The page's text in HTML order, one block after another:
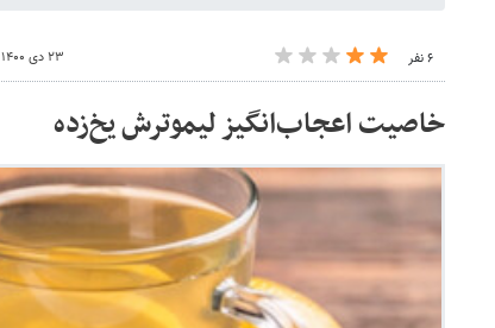
۶ نفر ۲۳ دی ۱۴۰۰ - ۱۶:۱۰
خاصیت اعجاب‌انگیز لیموترش یخ‌زده